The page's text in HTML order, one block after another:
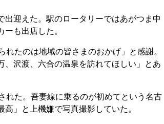
迎えた。駅のロータリーではあがつま中
も出店した。
たのは地域の皆さまのおかげ」と感謝。
沢渡、六合の温泉を訪れてほしい」とあ
た。吾妻線に乗るのが初めてという名古
」と上機嫌で写真撮影していた。